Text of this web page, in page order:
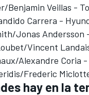
Benjamin Veillas -
Carrera -
/Jonas Andersson
Vincent
Alexandre Coria
/Frederic
hay en la